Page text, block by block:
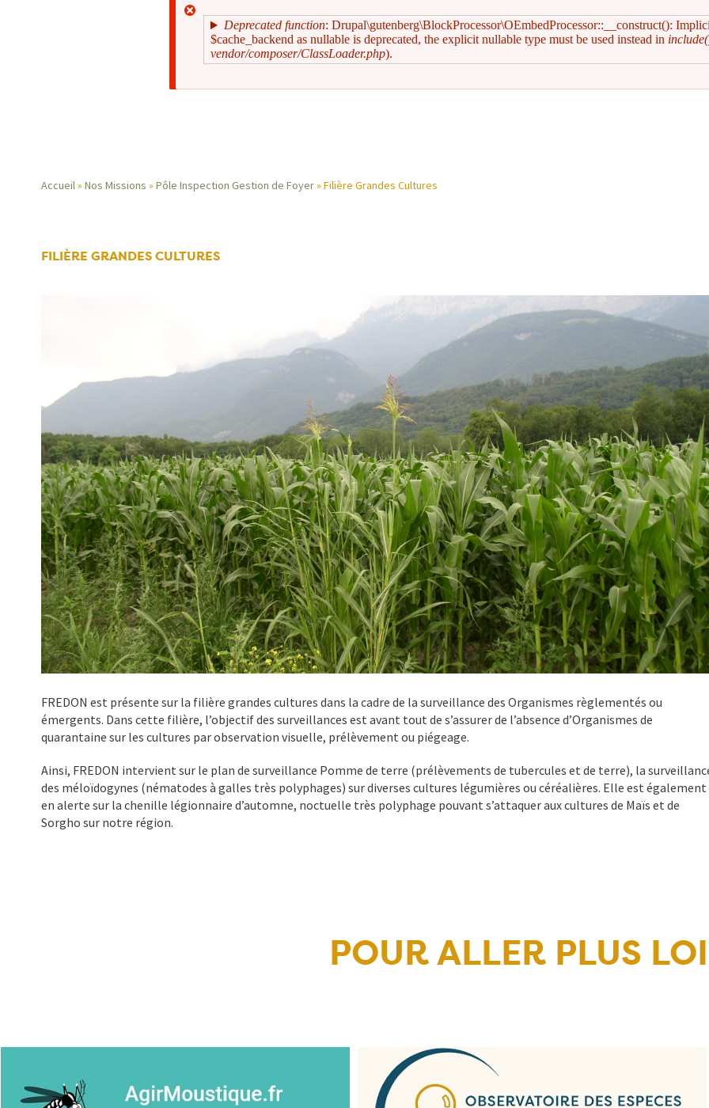
Message
d'erreur
Deprecated function: Drupal\gutenberg\BlockProcessor\OEmbedProcessor::__construct():
$cache_backend as nullable is deprecated, the explicit nullable type must be used instead in
vendor/composer/ClassLoader.php).
d'Ariane
Accueil Nos Missions Pôle Inspection Gestion de Foyer Filière Grandes Cultures
FILIÈRE GRANDES CULTURES
FREDON est présente sur la filière grandes cultures dans la cadre de la surveillance des Organismes règlementés ou
émergents. Dans cette filière, l’objectif des surveillances est avant tout de s’assurer de l’absence d’Organismes de
quarantaine sur les cultures par observation visuelle, prélèvement ou piégeage.
Ainsi, FREDON intervient sur le plan de surveillance Pomme de terre (prélèvements de tubercules et de terre), la
des méloïdogynes (nématodes à galles très polyphages) sur diverses cultures légumières ou céréalières. Elle est également
en alerte sur la chenille légionnaire d’automne, noctuelle très polyphage pouvant s’attaquer aux cultures de Maïs et de
Sorgho sur notre région.
POUR ALLER PLUS